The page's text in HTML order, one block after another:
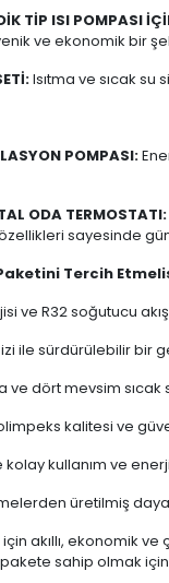
TİP ISI POMPASI
ve ekonomik bir
Isıtma ve sıcak
POMPASI:
ODA TERMOSTATI:
sayesinde
Tercih
ve R32 soğutucu
ile sürdürülebilir bir
ve dört mevsim sıcak
kalitesi ve
kullanım ve
üretilmiş
için akıllı,
sahip olmak